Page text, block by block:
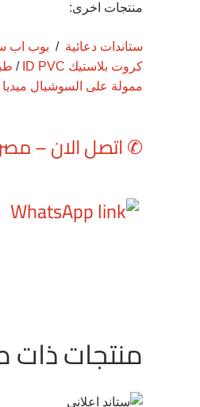
منتجات اخرى:
ستاندات دعائية / بوب اب
كروت بلاستيك ID PVC
/
ممولة على السوشيال ميديا
✆اتصل الان – مصر :
منتجات ذات